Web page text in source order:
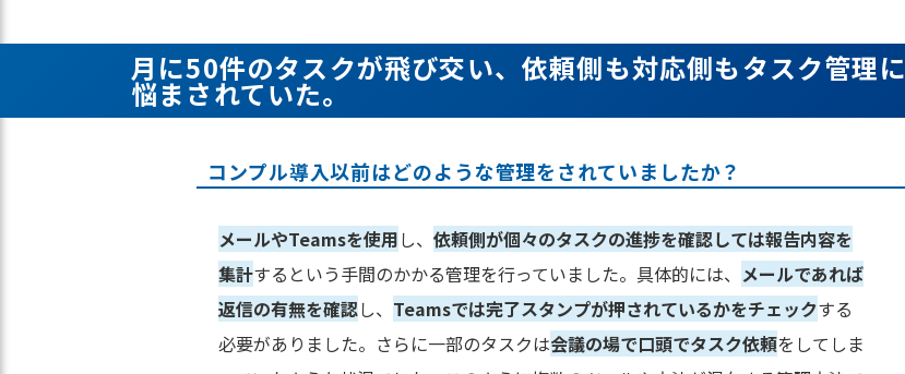
月に50件のタスクが飛び交い、依頼側も対応側もタスク管理に
悩まされていた。
コンプル導入以前はどのような管理をされていましたか？
メールやTeamsを使用し、 依頼側が個々のタスクの進捗を確認しては報告内容を
集計するという手間のかかる管理を行っていました。具体的には、 メールであれば
返信の有無を確認し、 Teamsでは完了スタンプが押されているかをチェックする
必要がありました。さらに一部のタスクは会議の場で口頭でタスク依頼をしてしま